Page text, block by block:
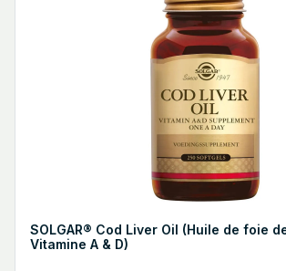
SOLGAR® Cod Liver Oil (Huile de foie
Vitamine A & D)